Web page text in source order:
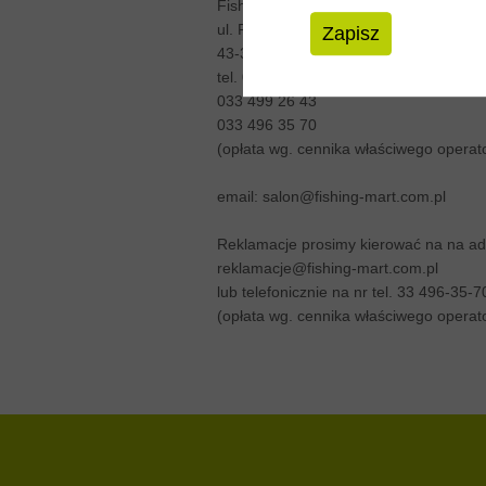
Zapisz
Fishing-Mart
ul. Partyzantów 69
43-316 Bielsko-Biała
tel. 033 499 26 41
033 499 26 43
033 496 35 70
(opłata wg. cennika właściwego
email: salon@fishing-mart.com.pl
Reklamacje prosimy kierować na na
reklamacje@fishing-mart.com.pl
lub telefonicznie na nr tel. 33 496-35-
(opłata wg. cennika właściwego